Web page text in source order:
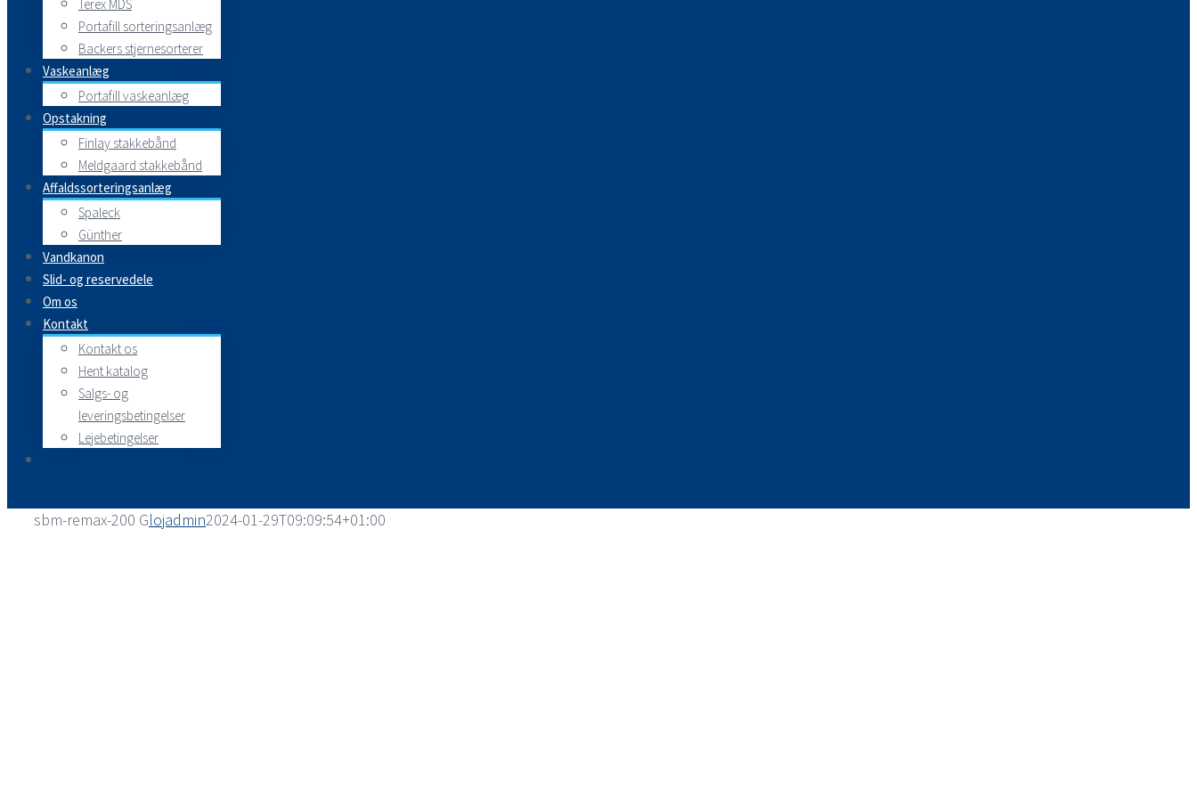
Terex MDS
Portafill sorteringsanlæg
Backers stjernesorterer
Vaskeanlæg
Portafill vaskeanlæg
Opstakning
Finlay stakkebånd
Meldgaard stakkebånd
Affaldssorteringsanlæg
Spaleck
Günther
Vandkanon
Slid- og reservedele
Om os
Kontakt
Kontakt os
Hent katalog
Salgs- og
leveringsbetingelser
Lejebetingelser
sbm-remax-200 Glojadmin2024-01-29T09:09:54+01:00